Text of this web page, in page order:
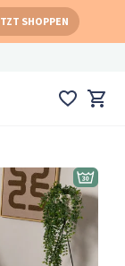
SHOPPEN